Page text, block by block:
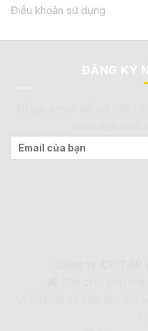
Điều khoản sử dụng
ĐĂNG KÝ